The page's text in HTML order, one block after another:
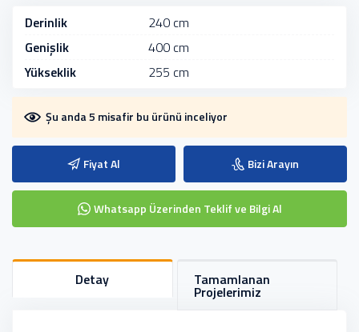
Derinlik
240 cm
Genişlik
400 cm
Yükseklik
255 cm
Şu anda 5 misafir bu ürünü inceliyor
Fiyat Al Bizi Arayın
Whatsapp Üzerinden Teklif ve Bilgi Al
Detay Tamamlanan
Projelerimiz